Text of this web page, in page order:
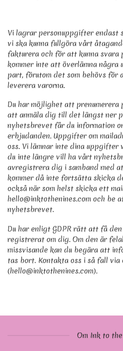
Vi lagrar personuppgifter endast
vi ska kunna fullgöra vårt
fakturera och för att kunna svara
kommer inte att överlämna
part, förutom det som behövs
leverera varorna.
Du har möjlighet att
att anmäla dig till det längst ner
nyhetsbrevet får du information
erbjudanden. Uppgifter om
oss. Vi lämnar inte dina uppgifter
du inte längre vill ha vårt
avregistrera dig i samband med
kommer då inte fortsätta skicka
också när som helst skicka ett
hello@inktothenines.com och be
nyhetsbrevet.
Du har enligt GDPR rätt att få
registrerat om dig. Om den är
missvisande kan du begära att
tas bort. Kontakta oss i så fall via
(hello@inktothenines.com).
Om Ink to the